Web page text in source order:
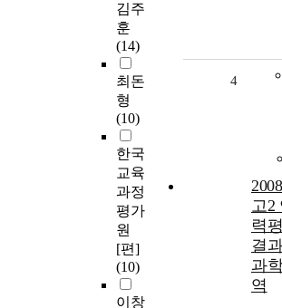
김주
훈
(14)
최돈
형
(10)
한국
교육
과정
평가
원
[편]
(10)
이창
4
고2
력
결
과
역